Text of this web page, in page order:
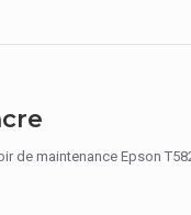
de maintenance Epson